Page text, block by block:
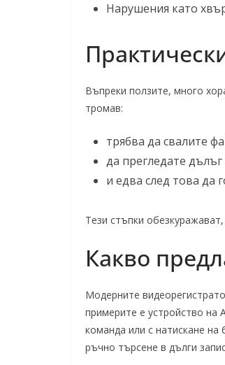
Нарушения като
Въпреки ползите, много
тромав:
трябва да свалите
да прегледате
и едва след това да
Тези стъпки
Какво
Модерните
примерите е устройство на
команда или с натискане
ръчно търсене в дълги